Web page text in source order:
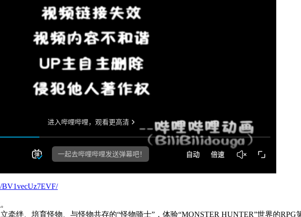
BV1vecUz7EVF/
牵绊、培育怪物、与怪物共存的“怪物骑士”，体验“MONSTER HUNTER”世界的RPG